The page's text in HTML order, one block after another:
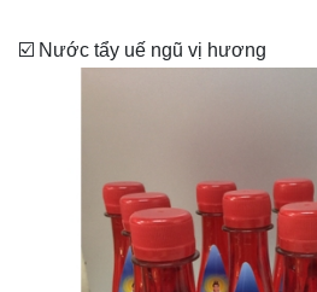
☑️ Nước tẩy uế ngũ vị hương